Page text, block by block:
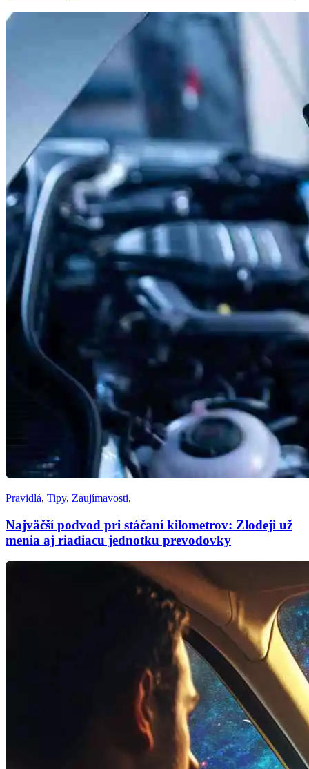
Pravidlá, Tipy, Zaujímavosti,
Najväčší podvod pri stáčaní kilometrov: Zlodeji už
menia aj riadiacu jednotku prevodovky